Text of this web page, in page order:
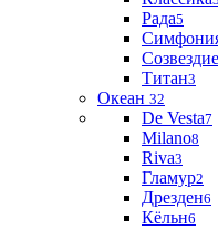
Рада5
Созвездие
Титан3
Океан 32
De Vesta7
Milano8
Riva3
Гламур2
Дрезден6
Кёльн6